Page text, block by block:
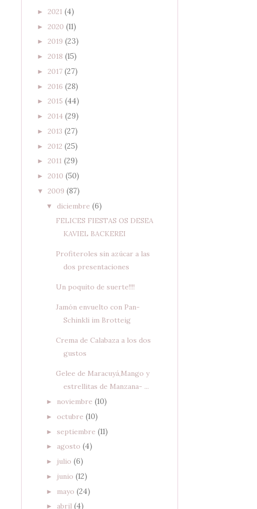
► 2021 (4)
► 2020 (11)
► 2019 (23)
► 2018 (15)
► 2017 (27)
► 2016 (28)
► 2015 (44)
► 2014 (29)
► 2013 (27)
► 2012 (25)
► 2011 (29)
► 2010 (50)
▼ 2009 (87)
▼ diciembre (6)
FELICES FIESTAS OS DESEA
KAVIEL BACKEREI
Profiteroles sin azúcar a las
dos presentaciones
Un poquito de suerte!!!!
Jamón envuelto con Pan-
Schinkli im Brotteig
Crema de Calabaza a los dos
gustos
Gelee de Maracuyá,Mango y
estrellitas de Manzana- ...
► noviembre (10)
► octubre (10)
► septiembre (11)
► agosto (4)
► julio (6)
► junio (12)
► mayo (24)
► abril (4)